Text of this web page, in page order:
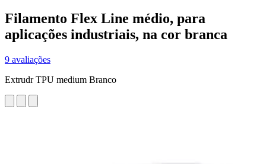
Filamento Flex Line médio, para
aplicações industriais, na cor branca
9 avaliações
Extrudr TPU medium Branco